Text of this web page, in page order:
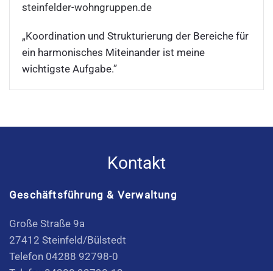
steinfelder-wohngruppen.de
„Koordination und Strukturierung der Bereiche für
ein harmonisches Miteinander ist meine
wichtigste Aufgabe.”
Kontakt
Geschäftsführung & Verwaltung
Große Straße 9a
27412 Steinfeld/Bülstedt
Telefon 04288 92798-0